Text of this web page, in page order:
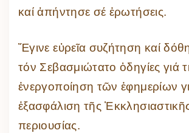
καί ἀπήντησε σέ ἐρωτήσεις.
Ἔγινε εὐρεῖα συζήτηση καί
τόν Σεβασμιώτατο ὁδηγίες γιά
ἐνεργοποίηση τῶν ἐφημερίων
ἐξασφάλιση τῆς
περιουσίας.